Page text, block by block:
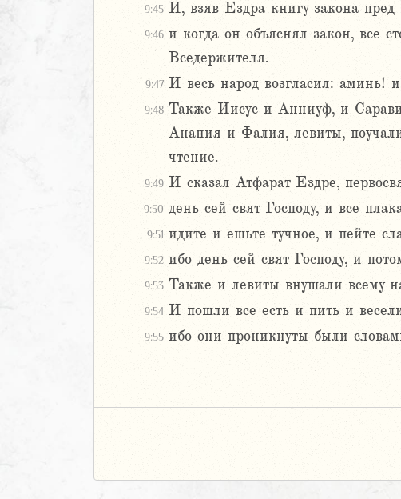
9:45 И, взяв Ездра книгу закона пред
9:46 и когда он объяснял закон, все
Вседержителя.
9:47 И весь народ возгласил: аминь!
9:48 Также Иисус и Анниуф, и
Анания и Фалия, левиты,
чтение.
9:49 И сказал Атфарат Ездре,
9:50 день сей свят Господу, и все
9:51 идите и ешьте тучное, и пейте
9:52 ибо день сей свят Господу, и
9:53 Также и левиты внушали всему
9:54 И пошли все есть и пить и
9:55 ибо они проникнуты были